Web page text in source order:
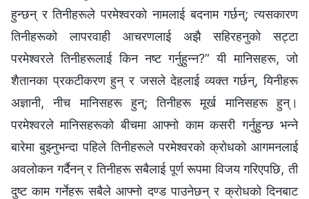
हुन्छन् र तिनीहरूले परमेश्‍वरको नामलाई बदनाम गर्छन्; त्यसकारण
तिनीहरूको लापरवाही आचरणलाई अझै सहिरहनुको सट्टा
परमेश्‍वरले तिनीहरूलाई किन नष्ट गर्नुहुन्‍न?” यी मानिसहरू, जो
शैतानका प्रकटीकरण हुन् र जसले देहलाई व्यक्त गर्छन्, यिनीहरू
अज्ञानी, नीच मानिसहरू हुन्; तिनीहरू मूर्ख मानिसहरू हुन्।
परमेश्‍वरले मानिसहरूको बीचमा आफ्‍नो काम कसरी गर्नुहुन्छ भन्‍ने
बारेमा बुझ्‍नुभन्दा पहिले तिनीहरूले परमेश्‍वरको क्रोधको आगमनलाई
अवलोकन गर्दैनन् र तिनीहरू सबैलाई पूर्ण रूपमा विजय गरिएपछि, ती
दुष्ट काम गर्नेहरू सबैले आफ्‍नो दण्ड पाउनेछन् र क्रोधको दिनबाट